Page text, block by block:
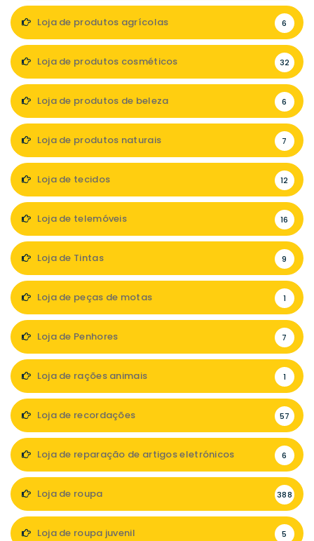
Loja de produtos agrícolas 6
Loja de produtos cosméticos 32
Loja de produtos de beleza 6
Loja de produtos naturais 7
Loja de tecidos 12
Loja de telemóveis 16
Loja de Tintas 9
Loja de peças de motas 1
Loja de Penhores 7
Loja de rações animais 1
Loja de recordações 57
Loja de reparação de artigos eletrónicos 6
Loja de roupa 388
Loja de roupa juvenil 5